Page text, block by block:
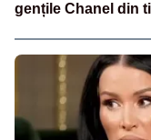
gențile Chanel din